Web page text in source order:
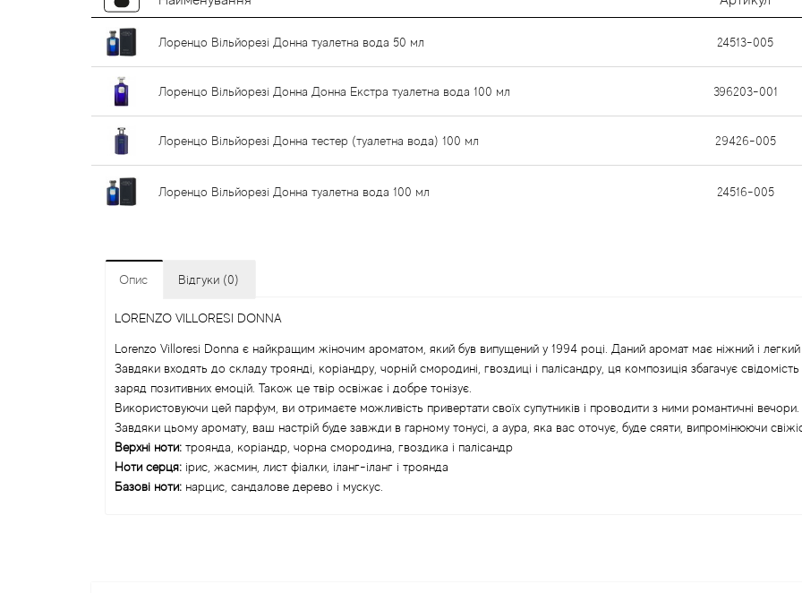
Лоренцо Вільйорезі Донна туалетна вода 50 мл 24513-005
Лоренцо Вільйорезі Донна Донна Екстра туалетна вода 100 мл 396203-001
Лоренцо Вільйорезі Донна тестер (туалетна вода) 100 мл 29426-005
Лоренцо Вільйорезі Донна туалетна вода 100 мл 24516-005
Опис Відгуки (0)
LORENZO VILLORESI DONNA
Lorenzo Villoresi Donna є найкращим жіночим ароматом, який був випущений у 1994 році. Даний аромат має ніжний і
Завдяки входять до складу троянді, коріандру, чорній смородині, гвоздиці і палісандру, ця композиція збагачує
заряд позитивних емоцій. Також це твір освіжає і добре тонізує.
Використовуючи цей парфум, ви отримаєте можливість привертати своїх супутників і проводити з ними романтичні
Завдяки цьому аромату, ваш настрій буде завжди в гарному тонусі, а аура, яка вас оточує, буде сяяти, випромінюючи
Верхні ноти: троянда, коріандр, чорна смородина, гвоздика і палісандр
Ноти серця: ірис, жасмин, лист фіалки, іланг-іланг і троянда
Базові ноти: нарцис, сандалове дерево і мускус.